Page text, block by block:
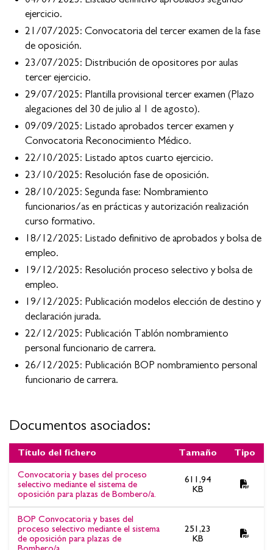
ejercicio.
21/07/2025: Convocatoria del tercer examen de la fase
de oposición.
23/07/2025: Distribución de opositores por aulas
tercer ejercicio.
29/07/2025: Plantilla provisional tercer examen (Plazo
alegaciones del 30 de julio al 1 de agosto).
09/09/2025: Listado aprobados tercer examen y
Convocatoria Reconocimiento Médico.
22/10/2025: Listado aptos cuarto ejercicio.
23/10/2025: Resolución fase de oposición.
28/10/2025: Segunda fase: Nombramiento
funcionarios/as en prácticas y autorización realización
curso formativo.
18/12/2025: Listado definitivo de aprobados y bolsa de
empleo.
19/12/2025: Resolución proceso selectivo y bolsa de
empleo.
19/12/2025: Publicación modelos elección de destino y
declaración jurada.
22/12/2025: Publicación Tablón nombramiento
personal funcionario de carrera.
26/12/2025: Publicación BOP nombramiento personal
funcionario de carrera.
Documentos asociados:
Documentos asociados:OPOSICIÓN BOMBERO/A OEP 2023-
2024. Publicación BOP nombramiento personal funcionario de
carrera.
Título del fichero Tamaño Tipo
Convocatoria y bases del proceso
selectivo mediante el sistema de
oposición para plazas de Bombero/a.
611,94
KB
BOP Convocatoria y bases del
proceso selectivo mediante el sistema
de oposición para plazas de
251,23
KB